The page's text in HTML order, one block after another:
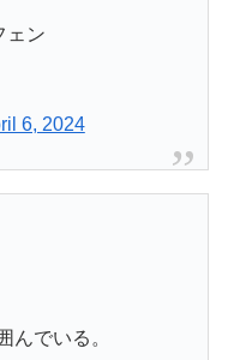
ェン
6, 2024
んでいる。